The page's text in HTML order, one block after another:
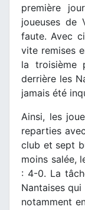
première
joueuses de
faute. Avec
vite remises
la troisième
derrière les
jamais été
Ainsi, les
reparties
club et sept
moins salée,
: 4-0. La
Nantaises
notamment